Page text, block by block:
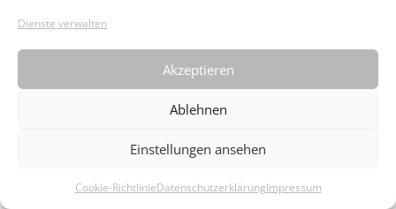
Dienste verwalten
Akzeptieren
Ablehnen
Einstellungen ansehen
Cookie-RichtlinieDatenschutzerklärungImpressum